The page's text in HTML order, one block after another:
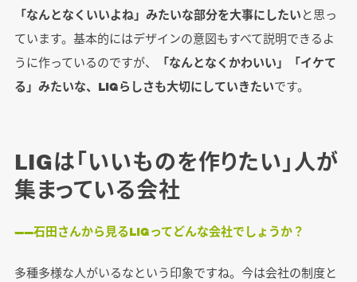
「なんとなくいいよね」みたいな部分を大事にしたいと思っ
ています。基本的にはデザインの意図もすべて説明できるよ
うに作っているのですが、
「なんとなくかわいい」「イケて
る」みたいな、LIGらしさも大切にしていきたいです。
LIGは「いいものを作りたい」人が
集まっている会社
――石田さんから見るLIGってどんな会社でしょうか？
多種多様な人がいるなという印象ですね。今は会社の制度と